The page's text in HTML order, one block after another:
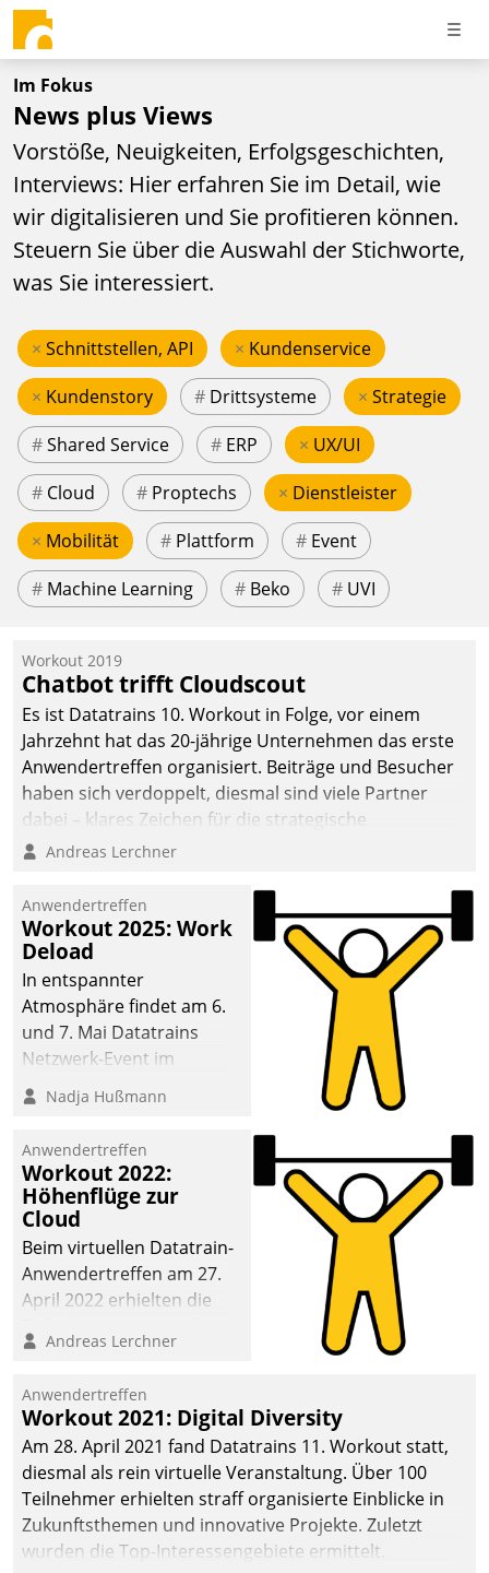
Im Fokus
News plus Views
Vorstöße, Neuigkeiten, Erfolgsgeschichten,
Interviews: Hier erfahren Sie im Detail, wie
wir digitalisieren und Sie profitieren können.
Steuern Sie über die Auswahl der Stichworte,
was Sie interessiert.
× Schnittstellen, API × Kundenservice
× Kundenstory # Drittsysteme × Strategie
#Shared Service # ERP × UX/UI
# Cloud # Proptechs × Dienstleister
× Mobilität # Plattform # Event
# Machine Learning # Beko # UVI
Workout 2019
Chatbot trifft Cloudscout
Es ist Datatrains 10. Workout in Folge, vor einem
Jahrzehnt hat das 20-jährige Unternehmen das erste
Anwendertreffen organisiert. Beiträge und Besucher
haben sich verdoppelt, diesmal sind viele Partner
dabei – klares Zeichen für die strategische
Fokussierung auf den Kunden.
Andreas Lerchner
Anwendertreffen
Workout 2025: Work
Deload
In entspannter
Atmosphäre findet am 6.
und 7. Mai Datatrains
Netzwerk-Event im
Kunden- und Partnerkreis
statt. Zentrale Frage: Wie
Mammutprojekte
meistern und Workloads
wuppen – bei zunehmend
anspruchsvollen
Aufgaben und
abnehmendem
Nadja Hußmann
Anwendertreffen
Workout 2022:
Höhenflüge zur
Cloud
Beim virtuellen Datatrain-
Anwendertreffen am 27.
April 2022 erhielten die
Teilnehmer kurzweilige
Cloud-Strategien und -
Lösungen mit hohem
Zukunftspotenzial.
Andreas Lerchner
Anwendertreffen
Workout 2021: Digital Diversity
Am 28. April 2021 fand Datatrains 11. Workout statt,
diesmal als rein virtuelle Veranstaltung. Über 100
Teilnehmer erhielten straff organisierte Einblicke in
Zukunftsthemen und innovative Projekte. Zuletzt
wurden die Top-Interessengebiete ermittelt.